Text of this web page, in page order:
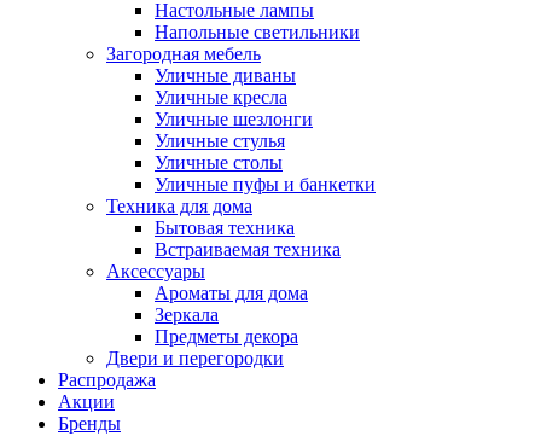
Настольные лампы
Напольные светильники
Загородная мебель
Уличные диваны
Уличные кресла
Уличные шезлонги
Уличные стулья
Уличные столы
Уличные пуфы и банкетки
Техника для дома
Бытовая техника
Встраиваемая техника
Аксессуары
Ароматы для дома
Зеркала
Предметы декора
Двери и перегородки
Распродажа
Акции
Бренды